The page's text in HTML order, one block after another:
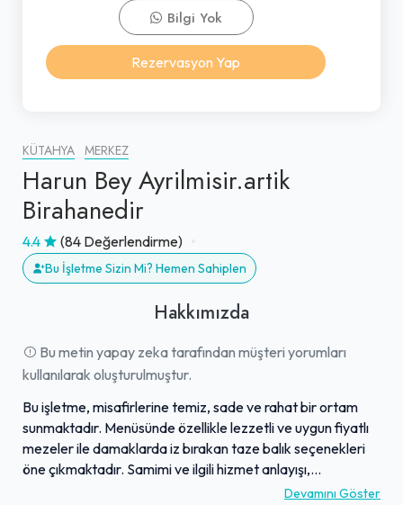
KÜTAHYA MERKEZ
Harun Bey Ayrilmisir.artik
Birahanedir
4.4 (84 Değerlendirme)
Bu İşletme Sizin Mi? Hemen Sahiplen
Hakkımızda
Bu metin yapay zeka tarafından müşteri yorumları
kullanılarak oluşturulmuştur.
Bu işletme, misafirlerine temiz, sade ve rahat bir ortam
sunmaktadır. Menüsünde özellikle lezzetli ve uygun fiyatlı
mezeler ile damaklarda iz bırakan taze balık seçenekleri
öne çıkmaktadır. Samimi ve ilgili hizmet anlayışı,
misafirlerin kendilerini rahat hissetmelerini sağlamaktadır.
Devamını Göster
Bilgi Yok
Rezervasyon Yap